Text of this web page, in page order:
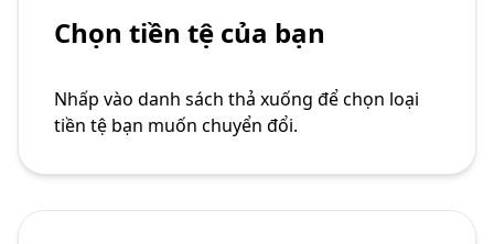
Chọn tiền tệ của bạn
Nhấp vào danh sách thả xuống để chọn loại
tiền tệ bạn muốn chuyển đổi.